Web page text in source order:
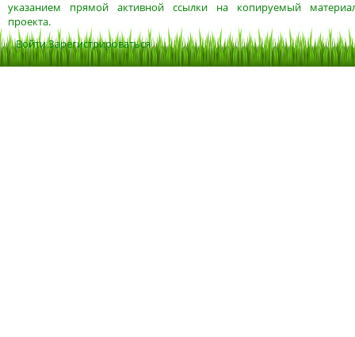
указанием прямой активной ссылки на копируемый
проекта.
ВойтиЗарегистрироваться